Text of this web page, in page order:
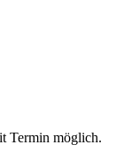
Termin möglich.